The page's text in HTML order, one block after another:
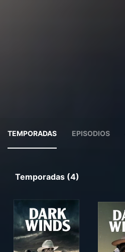
TEMPORADAS EPISODIOS
Temporadas (4)